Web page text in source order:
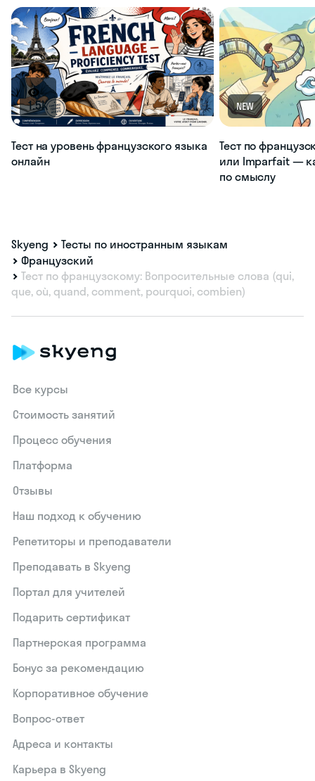
1.5K
Тест на уровень французского языка
онлайн
NEW
Тест по
или Imparfait —
по смыслу
Skyeng
Тесты по иностранным языкам
Французский
Тест по французскому: Вопросительные слова (qui,
que, où, quand, comment, pourquoi, combien)
Все курсы
Стоимость занятий
Процесс обучения
Платформа
Отзывы
Наш подход к обучению
Репетиторы и преподаватели
Преподавать в Skyeng
Портал для учителей
Подарить сертификат
Партнерская программа
Бонус за рекомендацию
Корпоративное обучение
Вопрос-ответ
Адреса и контакты
Карьера в Skyeng